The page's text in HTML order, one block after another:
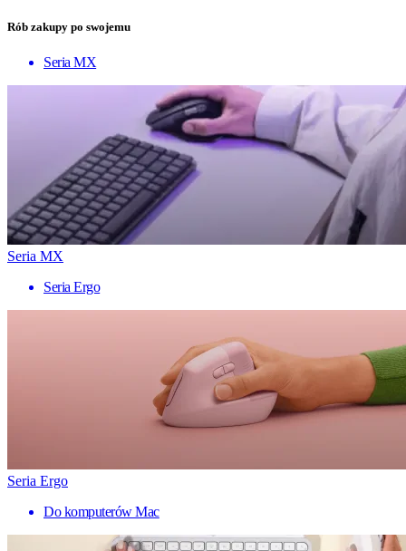
Rób zakupy po swojemu
Seria MX
Seria MX
Seria Ergo
Seria Ergo
Do komputerów Mac